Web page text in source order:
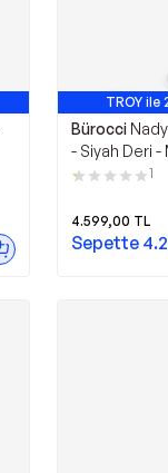
TROY ile
Bürocci
- Siyah Deri -
Taburesi -
1
4.599,00 TL
Sepette